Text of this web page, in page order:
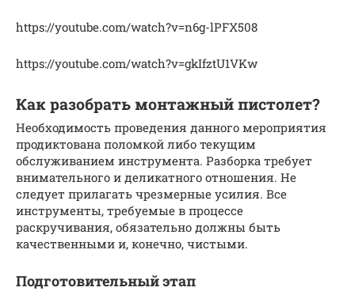
https://youtube.com/watch?v=n6g-lPFX508
https://youtube.com/watch?v=gkIfztU1VKw
Как разобрать монтажный пистолет?
Необходимость проведения данного мероприятия
продиктована поломкой либо текущим
обслуживанием инструмента. Разборка требует
внимательного и деликатного отношения. Не
следует прилагать чрезмерные усилия. Все
инструменты, требуемые в процессе
раскручивания, обязательно должны быть
качественными и, конечно, чистыми.
Подготовительный этап